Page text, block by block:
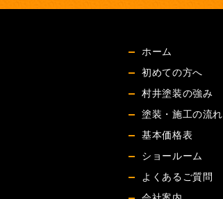
ホーム
初めての方へ
村井塗装の強み
塗装・施工の流れ
基本価格表
ショールーム
よくあるご質問